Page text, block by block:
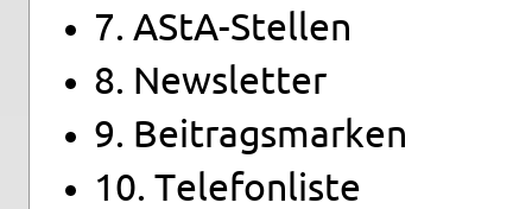
7. AStA-Stel­len
8. News­let­ter
9. Bei­trags­mar­ken
10. Te­le­fon­lis­te